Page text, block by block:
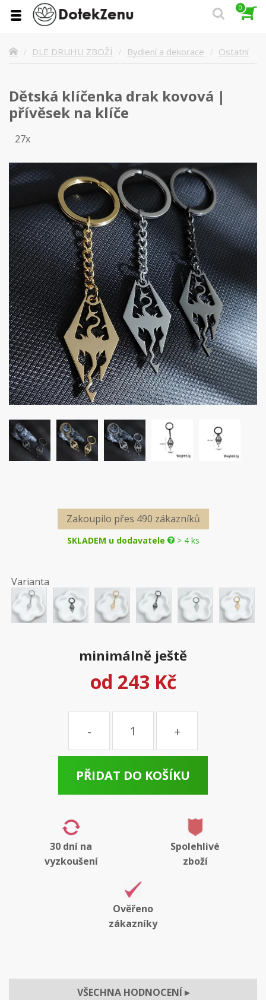
0
DLE DRUHU ZBOŽÍ Bydlení a dekorace Ostatní
Dětská klíčenka drak kovová |
přívěsek na klíče
27x
Zakoupilo přes 490 zákazníků
SKLADEM u dodavatele > 4 ks
Varianta
minimálně ještě
od 243 Kč
Množství
PŘIDAT DO KOŠÍKU
30 dní na
vyzkoušení
Spolehlivé
zboží
Ověřeno
zákazníky
VŠECHNA HODNOCENÍ▸